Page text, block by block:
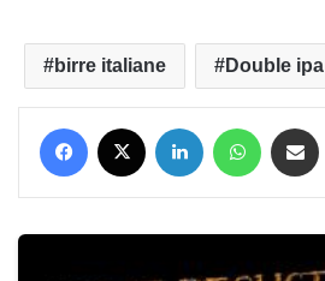
birre italiane Double ipa
Facebook LinkedIn WhatsApp